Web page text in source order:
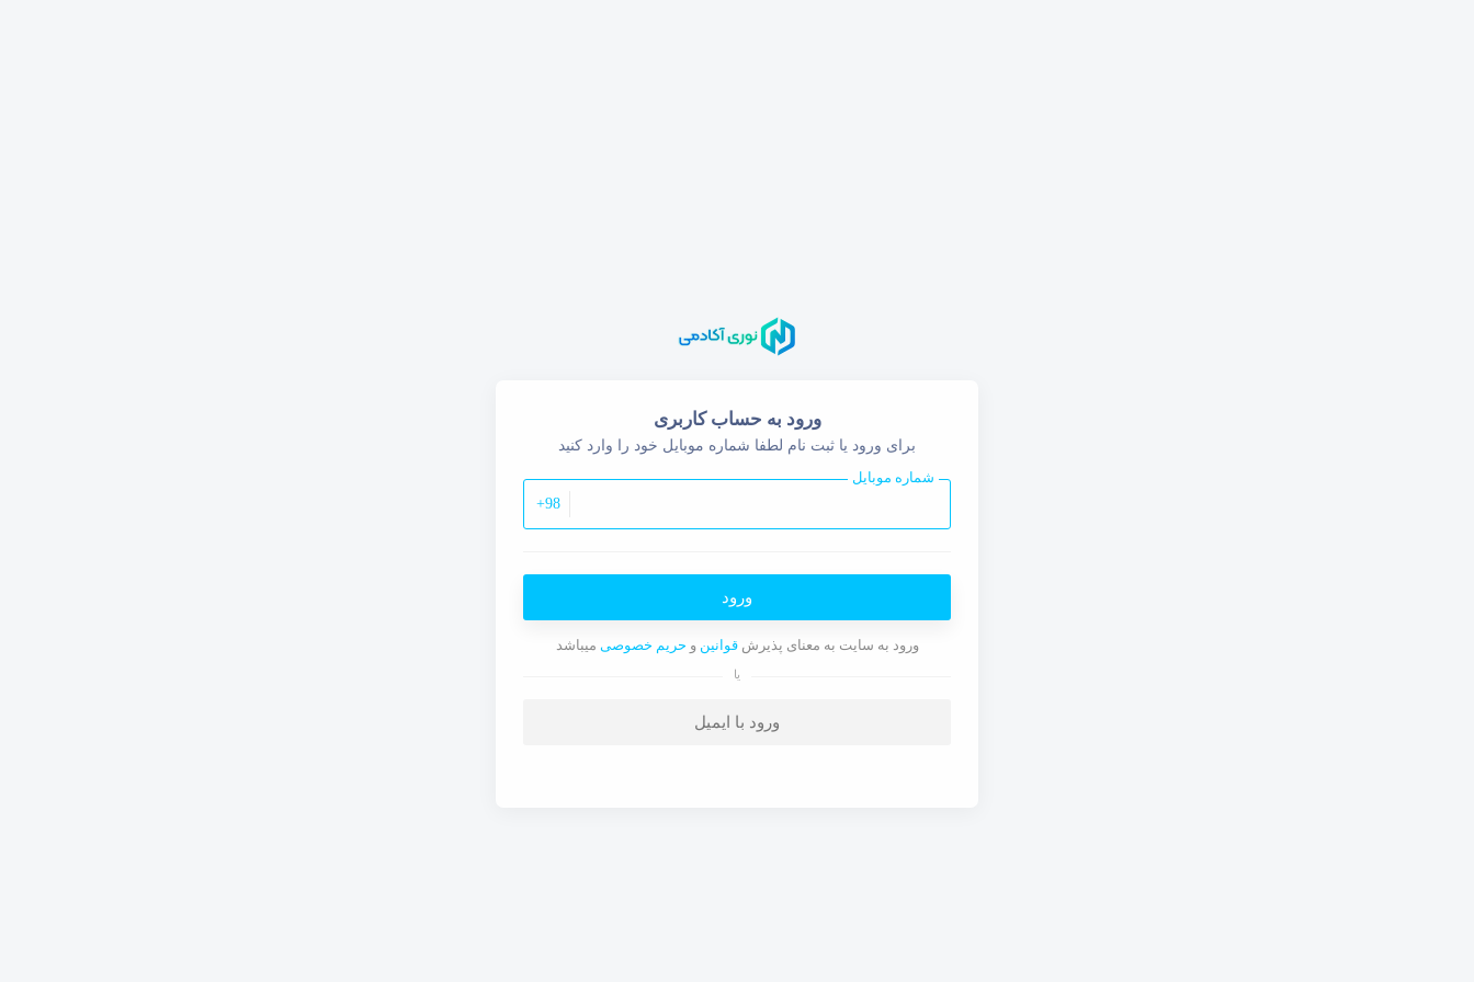
ورود به حساب کاربری
برای ورود یا ثبت نام لطفا شماره موبایل خود را وارد کنید
شماره موبایل
+98
ورود
ورود به سایت به معنای پذیرشقوانین و حریم خصوصی میباشد
یا
ورود با ایمیل